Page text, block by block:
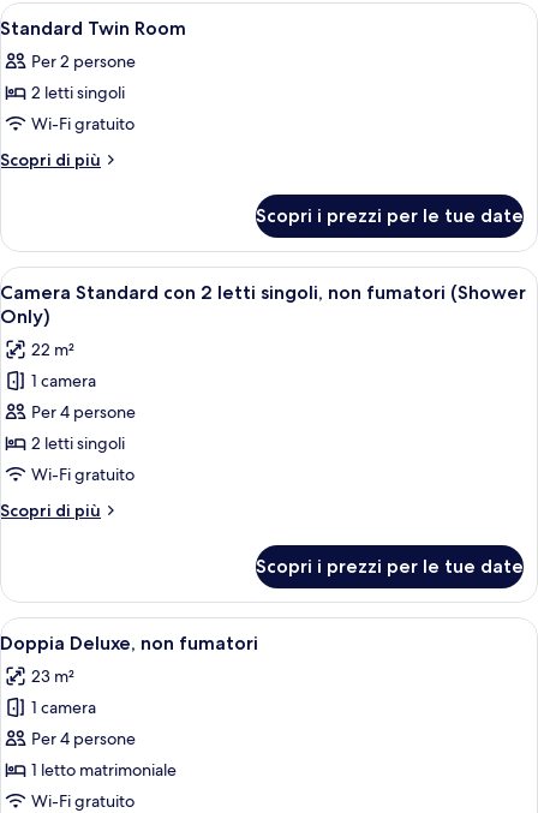
Apri
tutte
le
foto
per
Standard
Camera d'albergo con un letto, una
13
Standard Twin Room
Per 2 persone
2 letti singoli
Wi-Fi gratuito
Scopri di più
Altri
Twin
Room
Scopri i prezzi per le tue date
Apri
tutte
le
foto
per
Camera
Standard
con
2
letti
non
fumatori
(Shower
Only)
Camera d'albergo con due letti, un
17
Camera Standard con 2 letti singoli, non fumatori (Shower
Only)
22 m²
1 camera
Per 4 persone
2 letti singoli
Wi-Fi gratuito
Scopri di più
Altri
Standard
con
2
letti
singoli,
non
fumatori
(Shower
Only)
Scopri i prezzi per le tue date
Apri
tutte
le
foto
per
Doppia
Deluxe,
Una camera d'albergo con un letto
8
Doppia Deluxe, non fumatori
23 m²
1 camera
Per 4 persone
1 letto matrimoniale
Wi-Fi gratuito